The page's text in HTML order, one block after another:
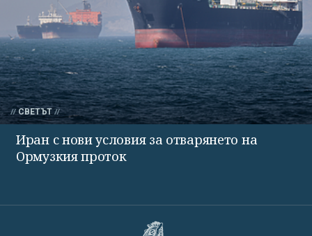
СВЕТЪТ
Иран с нови условия за отварянето на
Ормузкия проток